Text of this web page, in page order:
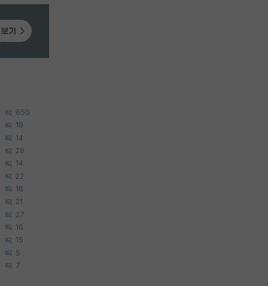
650
19
14
28
14
22
16
21
27
16
15
5
7